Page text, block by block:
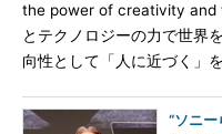
the power of creativity and
とテクノロジーの力で世界
向性として「人に近づく」
“ソニ